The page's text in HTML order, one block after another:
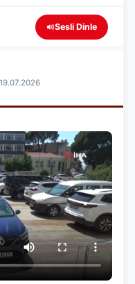
Sesli Dinle